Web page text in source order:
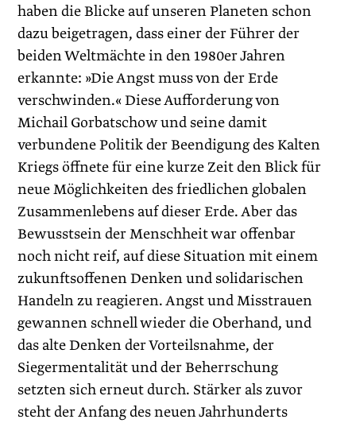
haben die Blicke auf unseren Planeten schon
dazu beigetragen, dass einer der Führer der
beiden Weltmächte in den 1980er Jahren
erkannte: »Die Angst muss von der Erde
verschwinden.« Diese Aufforderung von
Michail Gorbatschow und seine damit
verbundene Politik der Beendigung des Kalten
Kriegs öffnete für eine kurze Zeit den Blick für
neue Möglichkeiten des friedlichen globalen
Zusammenlebens auf dieser Erde. Aber das
Bewusstsein der Menschheit war offenbar
noch nicht reif, auf diese Situation mit einem
zukunftsoffenen Denken und solidarischen
Handeln zu reagieren. Angst und Misstrauen
gewannen schnell wieder die Oberhand, und
das alte Denken der Vorteilsnahme, der
Siegermentalität und der Beherrschung
setzten sich erneut durch. Stärker als zuvor
steht der Anfang des neuen Jahrhunderts